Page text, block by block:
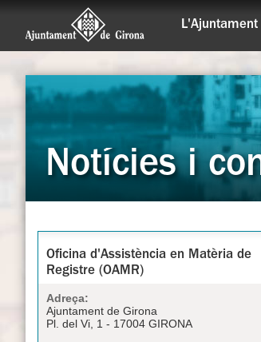
L'Ajuntament
Notícies i
Oficina d'Assistència en Matèria de
Registre (OAMR)
Adreça:
Ajuntament de Girona
Pl. del Vi, 1 - 17004 GIRONA